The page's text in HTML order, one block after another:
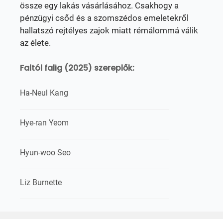
össze egy lakás vásárlásához. Csakhogy a
pénzügyi csőd és a szomszédos emeletekről
hallatszó rejtélyes zajok miatt rémálommá válik
az élete.
Faltól falig (2025) szereplők:
Ha-Neul Kang
Hye-ran Yeom
Hyun-woo Seo
Liz Burnette